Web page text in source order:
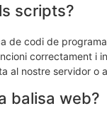
scripts?
de codi de
correctament i
al nostre servidor o
balisa web?